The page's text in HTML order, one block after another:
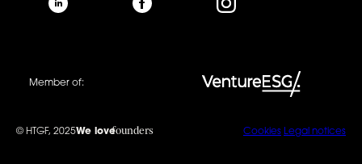
Member of:
© HTGF, 2025We lovefounders Cookies Legal notices